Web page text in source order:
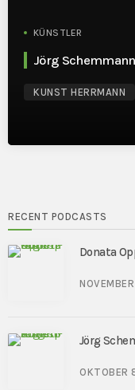
KÜNSTLER
Jörg
KUNST HERRMANN
RECENT PODCASTS
Donata
Jörg
OKTOBER